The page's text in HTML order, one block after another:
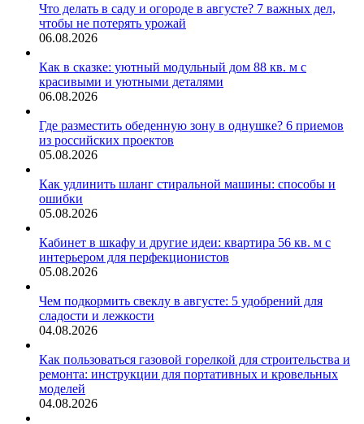
Что делать в саду и огороде в августе? 7 важных дел,
чтобы не потерять урожай
06.08.2026
Как в сказке: уютный модульный дом 88 кв. м с
красивыми и уютными деталями
06.08.2026
Где разместить обеденную зону в однушке? 6 приемов
из российских проектов
05.08.2026
Как удлинить шланг стиральной машины: способы и
ошибки
05.08.2026
Кабинет в шкафу и другие идеи: квартира 56 кв. м с
интерьером для перфекционистов
05.08.2026
Чем подкормить свеклу в августе: 5 удобрений для
сладости и лежкости
04.08.2026
Как пользоваться газовой горелкой для строительства и
ремонта: инструкции для портативных и кровельных
моделей
04.08.2026